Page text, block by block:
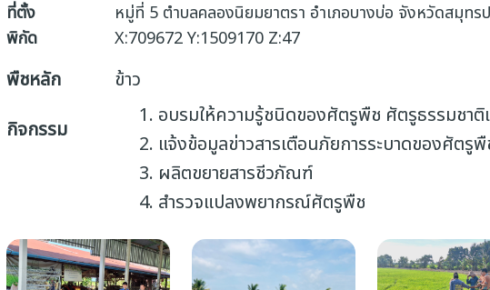
ที่ตั้ง
พิกัด
พืชหลัก
กิจกรรม
หมู่ที่ 5 ตำบลคลองนิยมยาตรา อำเภอบางบ่อ จังหวัดสมุทร
X:709672 Y:1509170 Z:47
ข้าว
อบรมให้ความรู้ชนิดของศัตรูพืช ศัตรูธรรมชาติ
แจ้งข้อมูลข่าวสารเตือนภัยการระบาดของศัตรู
ผลิตขยายสารชีวภัณฑ์
สำรวจแปลงพยากรณ์ศัตรูพืช